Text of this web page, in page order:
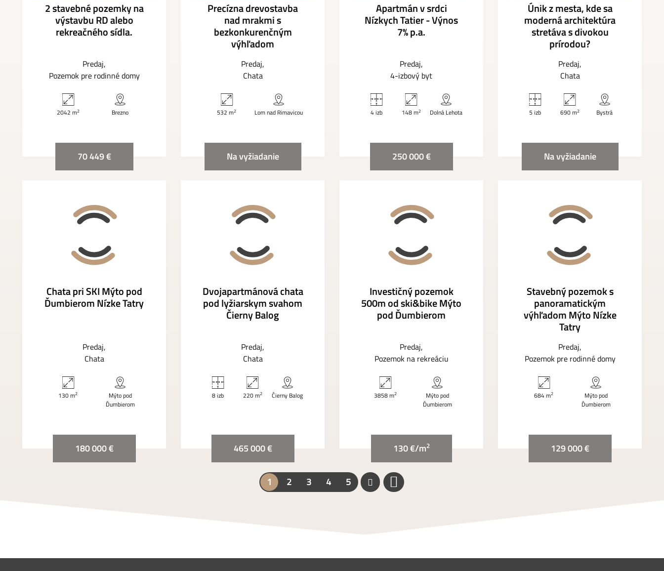
2 stavebné pozemky na
výstavbu RD alebo
rekreačného sídla.
Predaj
Pozemok pre rodinné domy
2042 m2 Brezno
70 449 €
Precízna drevostavba
nad mrakmi s
bezkonkurenčným
výhľadom
Predaj
Chata
532 m2 Lom nad Rimavicou
Na vyžiadanie
Apartmán v srdci
Nízkych Tatier - Výnos
7% p.a.
Predaj
4-izbový byt
4 izb 148 m2 Dolná Lehota
250 000 €
Únik z mesta, kde sa
moderná architektúra
stretáva s divokou
prírodou?
Predaj
Chata
5 izb 690 m2 Bystrá
Na vyžiadanie
Chata pri SKI Mýto pod
Ďumbierom Nízke Tatry
Predaj
Chata
130 m2
Mýto pod
Ďumbierom
180 000 €
Dvojapartmánová chata
pod lyžiarskym svahom
Čierny Balog
Predaj
Chata
8 izb 220 m2 Čierny Balog
465 000 €
Investičný pozemok
500m od ski&bike Mýto
pod Ďumbierom
Predaj
Pozemok na rekreáciu
3858 m2
Mýto pod
Ďumbierom
130 €/m2
Stavebný pozemok s
panoramatickým
výhľadom Mýto Nízke
Tatry
Predaj
Pozemok pre rodinné domy
684 m2
Mýto pod
Ďumbierom
129 000 €
1 2 3 4 5